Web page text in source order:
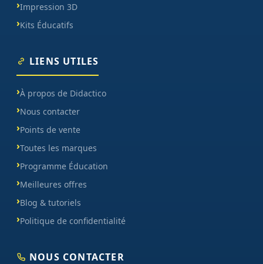
Impression 3D
Kits Éducatifs
LIENS UTILES
À propos de Didactico
Nous contacter
Points de vente
Toutes les marques
Programme Éducation
Meilleures offres
Blog & tutoriels
Politique de confidentialité
NOUS CONTACTER